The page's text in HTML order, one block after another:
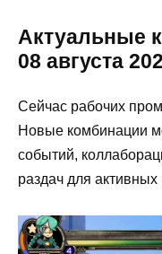
Актуальные
08 августа
Сейчас рабочих
Новые комбинации
событий,
раздач для активных